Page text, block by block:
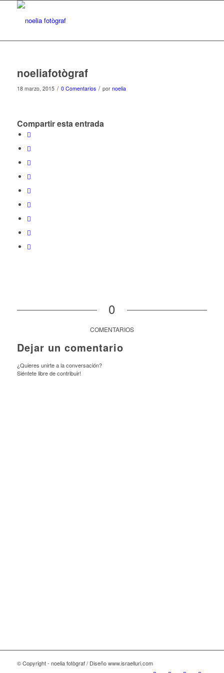
noeliafotògraf
18 marzo, 2015 / 0 Comentarios / por noelia
Compartir esta entrada
0
COMENTARIOS
Dejar un comentario
¿Quieres unirte a la conversación?
Siéntete libre de contribuir!
© Copyright - noelia fotògraf / Diseño www.israelluri.com